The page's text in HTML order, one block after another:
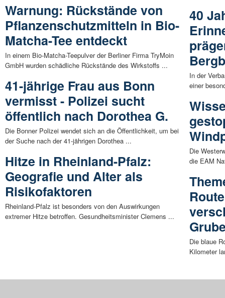
Warnung: Rückstände von
Pflanzenschutzmitteln in Bio-
Matcha-Tee entdeckt
In einem Bio-Matcha-Teepulver der Berliner Firma TryMoin
GmbH wurden schädliche Rückstände des Wirkstoffs ...
41-jährige Frau aus Bonn
vermisst - Polizei sucht
öffentlich nach Dorothea G.
Die Bonner Polizei wendet sich an die Öffentlichkeit, um bei
der Suche nach der 41-jährigen Dorothea ...
Hitze in Rheinland-Pfalz:
Geografie und Alter als
Risikofaktoren
Rheinland-Pfalz ist besonders von den Auswirkungen
extremer Hitze betroffen. Gesundheitsminister Clemens ...
40
In der
einer
Die
die EAM
Die blaue
Kilometer